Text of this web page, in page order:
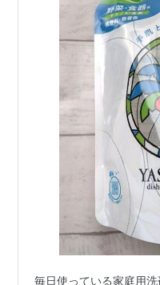
毎日使っている家庭用